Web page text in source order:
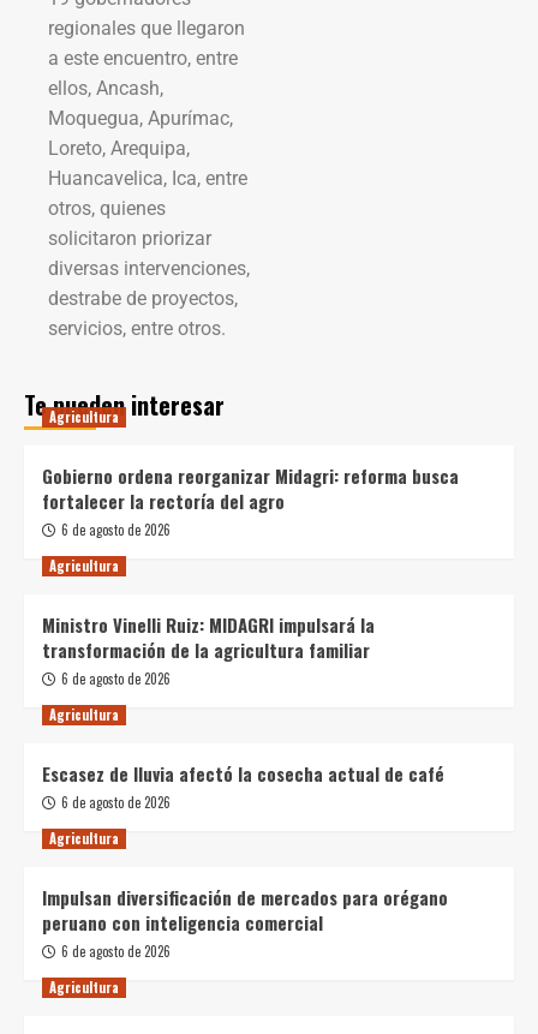
regionales que llegaron
a este encuentro, entre
ellos, Ancash,
Moquegua, Apurímac,
Loreto, Arequipa,
Huancavelica, Ica, entre
otros, quienes
solicitaron priorizar
diversas intervenciones,
destrabe de proyectos,
servicios, entre otros.
Te pueden interesar
Agricultura
Gobierno ordena reorganizar Midagri: reforma busca
fortalecer la rectoría del agro
6 de agosto de 2026
Agricultura
Ministro Vinelli Ruiz: MIDAGRI impulsará la
transformación de la agricultura familiar
6 de agosto de 2026
Agricultura
Escasez de lluvia afectó la cosecha actual de café
6 de agosto de 2026
Agricultura
Impulsan diversificación de mercados para orégano
peruano con inteligencia comercial
6 de agosto de 2026
Agricultura